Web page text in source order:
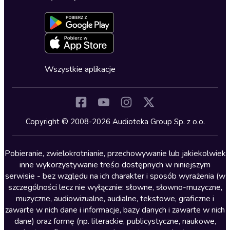
Dla młodzieży
Kryminały
Lektury szkolne
Literatura anglojęzyczna
Literatura faktu
Literatura obyczajowa
Literatura piękna obca
Literatura piękna polska
Formularz zgłaszania nielegalnych treści
Deklaracja dostępności
Oferta dla firm i bibliotek
Dołącz do newslettera
Blog
Zapowiedzi
Cykle audiobooków
Wszystkie aplikacje
Copyright © 2008-2026 Audioteka Group Sp. z o.o.
Pobieranie, zwielokrotnianie, przechowywanie lub jakiekolwiek
inne wykorzystywanie treści dostępnych w niniejszym
serwisie - bez względu na ich charakter i sposób wyrażenia (w
szczególności lecz nie wyłącznie: słowne, słowno-muzyczne,
muzyczne, audiowizualne, audialne, tekstowe, graficzne i
zawarte w nich dane i informacje, bazy danych i zawarte w nich
dane) oraz formę (np. literackie, publicystyczne, naukowe,